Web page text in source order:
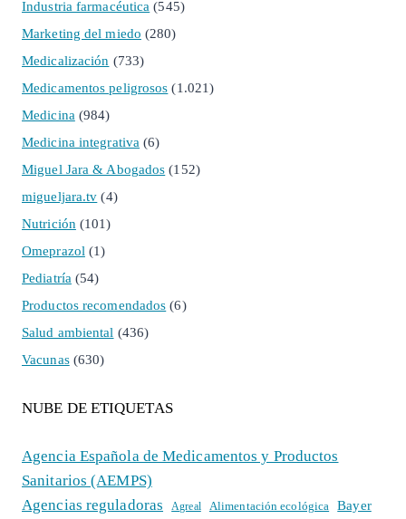
Industria farmacéutica (545)
Marketing del miedo (280)
Medicalización (733)
Medicamentos peligrosos (1.021)
Medicina (984)
Medicina integrativa (6)
Miguel Jara & Abogados (152)
migueljara.tv (4)
Nutrición (101)
Omeprazol (1)
Pediatría (54)
Productos recomendados (6)
Salud ambiental (436)
Vacunas(630)
NUBE DE ETIQUETAS
Agencia Española de Medicamentos y Productos
Sanitarios (AEMPS)
Agencias reguladoras
Agreal Alimentación ecológica Bayer